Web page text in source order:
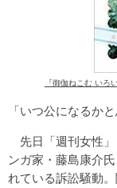
『御伽ねこむ いろ
「いつ公になるか
先日「週刊女性」
ンガ家・藤島康介
れている訴訟騒動